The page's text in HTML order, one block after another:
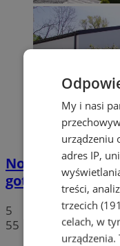
Nowy budynek
gotowy i
5
55
My i nasi
urządzeniu
adres IP,
treści,
trzecich
celach, w